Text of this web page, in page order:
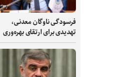
فرسودگی ناوگان معدنی،
تهدیدی برای ارتقای بهره‌وری